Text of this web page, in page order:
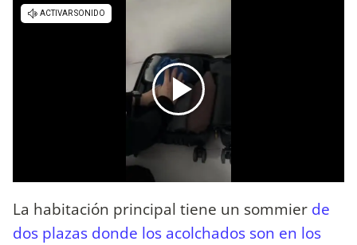
La habitación principal tiene un sommier de
dos plazas donde los acolchados son en los